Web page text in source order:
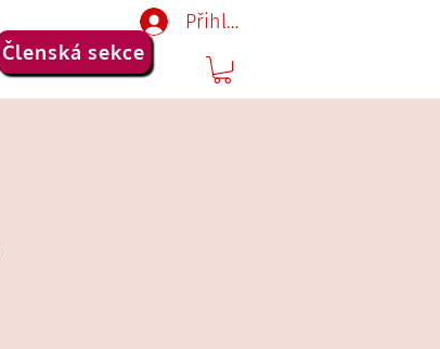
Členská sekce
Přihlásit se